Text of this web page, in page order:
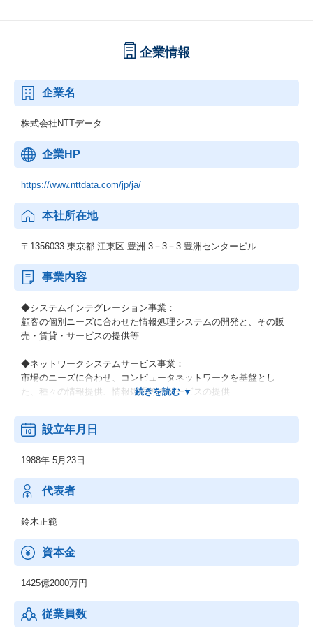
企業情報
企業名
株式会社NTTデータ
企業HP
https://www.nttdata.com/jp/ja/
本社所在地
〒1356033 東京都 江東区 豊洲 3－3－3 豊洲センタービル
事業内容
◆システムインテグレーション事業：
顧客の個別ニーズに合わせた情報処理システムの開発と、その販
売・賃貸・サービスの提供等
◆ネットワークシステムサービス事業：
市場のニーズに合わせ、コンピュータネットワークを基盤とし
た、種々の情報提供、情報処理等のサービスの提供
◆その他の事業：
顧客の経営上の問題点に係わる調査・分析、情報処理システムの
設立年月日
1988年 5月23日
代表者
鈴木正範
資本金
1425億2000万円
従業員数